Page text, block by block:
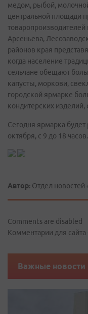
медом, рыбой,
центральной площади
Арсеньева,
районов края
когда население
сельчане обещают
капусты, моркови,
городской ярмарке
кондитерских изделий,
Сегодня ярмарка будет
октября, с 9 до 18 часов.
Автор: Отдел новостей
Comments are disabled
Комментарии для сайта
Важные новости